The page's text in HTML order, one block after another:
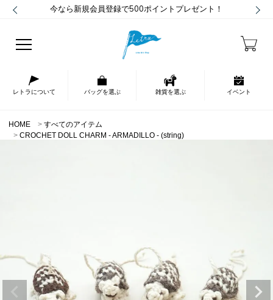
今なら新規会員登録で500ポイントプレゼント！
レトラについて バッグを選ぶ 雑貨を選ぶ イベント
HOME
すべてのアイテム
CROCHET DOLL CHARM - ARMADILLO - (string)